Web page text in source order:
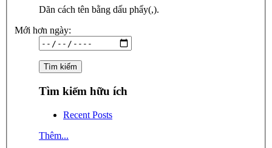
Dãn cách tên bằng dấu phẩy(,).
Mới hơn ngày:
Tìm kiếm hữu ích
Recent Posts
Thêm...